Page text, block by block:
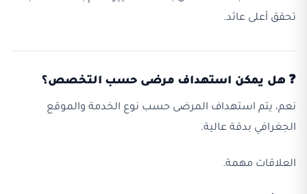
تحقق أعلى عائد.
❓ هل يمكن استهداف مرضى حسب التخصص؟
نعم، يتم استهداف المرضى حسب نوع الخدمة والموقع
الجغرافي بدقة عالية.
العلاقات مهمة.